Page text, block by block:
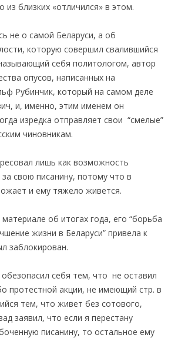
из близких «отличился» в этом.
не о самой Беларуси, а об
которую совершил свалившийся
себя политологом, автор
опусов, написанных на
Рубинчик, который на самом деле
и, именно, этим именем он
изредка отправляет свои “смелые”
чиновникам.
лишь как возможность
свою писанину, потому что в
и ему тяжело живется.
об итогах года, его “борьба
жизни в Беларуси” привела к
заблокирован.
себя тем, что не оставил
протестной акции, не имеющий стр. в
тем, что живет без сотового,
заявил, что если я перестану
писанину, то остальное ему